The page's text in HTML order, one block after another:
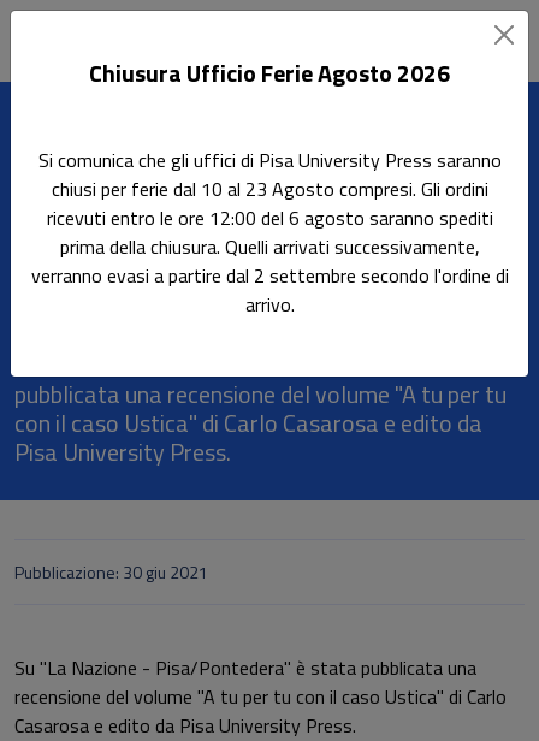
Home Rassegna stampa
A tu per tu con il caso Ustica, 27.06.2021
A tu per tu con il caso Ustica,
pubblicata una recensione del volume "A tu per tu
con il caso Ustica" di Carlo Casarosa e edito da
Pisa University Press.
Pubblicazione: 30 giu 2021
Su "La Nazione - Pisa/Pontedera" è stata pubblicata una
recensione del volume "A tu per tu con il caso Ustica" di Carlo
Casarosa e edito da Pisa University Press.
Chiusura Ufficio Ferie Agosto 2026
Si comunica che gli uffici di Pisa University Press saranno
chiusi per ferie dal 10 al 23 Agosto compresi. Gli ordini
ricevuti entro le ore 12:00 del 6 agosto saranno spediti
prima della chiusura. Quelli arrivati successivamente,
verranno evasi a partire dal 2 settembre secondo l'ordine di
arrivo.